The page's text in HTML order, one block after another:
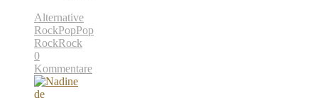
Alternative
RockPopPop
RockRock
0
Kommentare